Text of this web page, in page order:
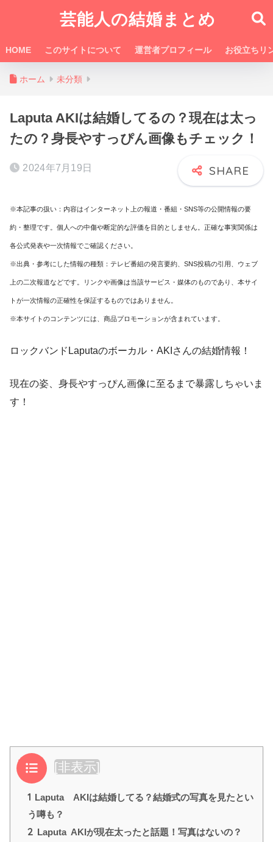
芸能人の結婚まとめ
HOME このサイトについて 運営者プロフィール お役立ちリ
ホーム 未分類
Laputa AKIは結婚してるの？現在は太っ
たの？身長やすっぴん画像もチェック！
2024年7月19日
※本記事の扱い：内容はインターネット上の報道・番組・SNS等の公開情報の要
約・整理です。個人への中傷や断定的な評価を目的としません。正確な事実関係は
各公式発表や一次情報でご確認ください。
※出典・参考にした情報の種類：テレビ番組の発言要約、SNS投稿の引用、ウェブ
上の二次報道などです。リンクや画像は当該サービス・媒体のものであり、本サイ
トが一次情報の正確性を保証するものではありません。
※本サイトのコンテンツには、商品プロモーションが含まれています。
ロックバンドLaputaのボーカル・AKIさんの結婚情報！
現在の姿、身長やすっぴん画像に至るまで暴露しちゃいま
す！
目次 [非表示]
1 Laputa AKIは結婚してる？結婚式の写真を見たとい
う噂も？
2 Laputa AKIが現在太ったと話題！写真はないの？